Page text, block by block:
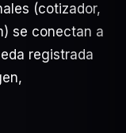
(cotizador,
se conectan a
registrada